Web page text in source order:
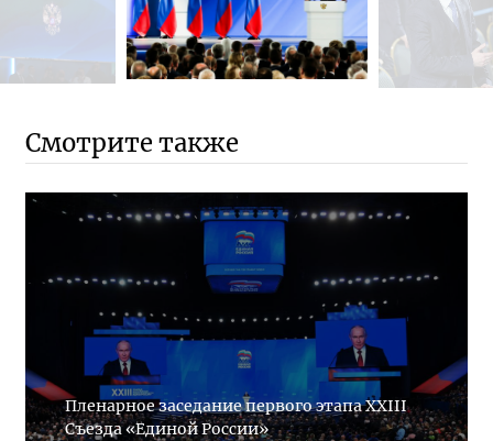
Смотрите также
Пленарное заседание первого этапа XXIII
Съезда «Единой России»